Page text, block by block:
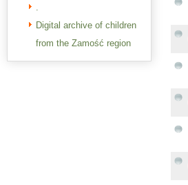
.
Digital archive of children
from the Zamość region